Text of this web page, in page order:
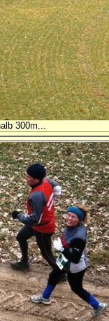
300m...